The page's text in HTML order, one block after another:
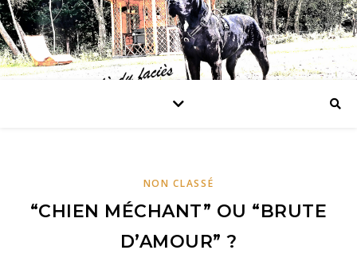
NON CLASSÉ
“CHIEN MÉCHANT” OU “BRUTE
D’AMOUR” ?